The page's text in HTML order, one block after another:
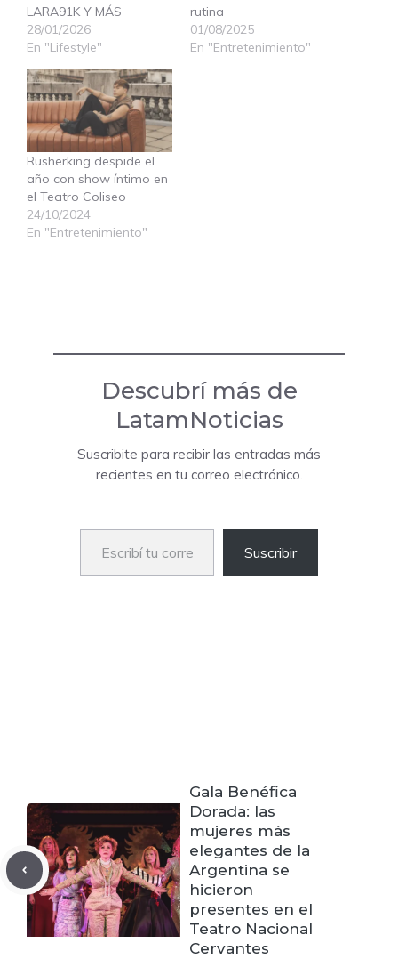
LARA91K Y MÁS
28/01/2026
En "Lifestyle"
rutina
01/08/2025
En "Entretenimiento"
Rusherking despide el
año con show íntimo en
el Teatro Coliseo
24/10/2024
En "Entretenimiento"
Descubrí más de
LatamNoticias
Suscribite para recibir las entradas más
recientes en tu correo electrónico.
Escribí tu correo electrónico…
Suscribir
Gala Benéfica
Dorada: las
mujeres más
elegantes de la
Argentina se
hicieron
presentes en el
Teatro Nacional
Cervantes